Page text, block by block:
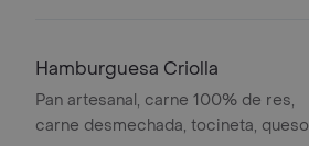
Hamburguesa Criolla
Pan artesanal, carne 100% de res,
carne desmechada, tocineta, queso